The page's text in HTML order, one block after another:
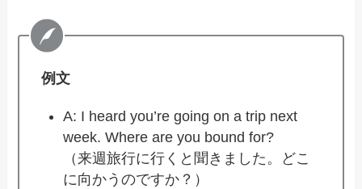
例文
A: I heard you’re going on a trip next
week. Where are you bound for?
（来週旅行に行くと聞きました。どこ
に向かうのですか？）